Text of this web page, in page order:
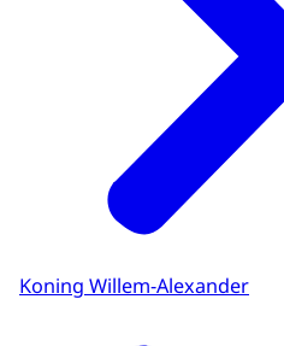
Koning Willem-Alexander